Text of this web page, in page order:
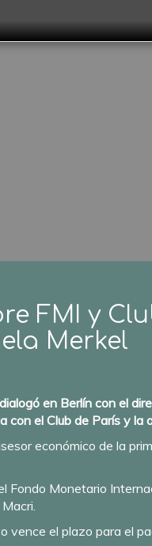
FMI y
Merkel
en Berlín con el
con el Club de París y
económico de la
Fondo Monetario
vence el plazo para el